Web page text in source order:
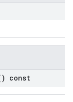
const